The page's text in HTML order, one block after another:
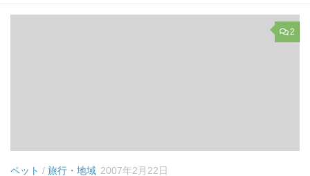
2
ペット / 旅行・地域 2007年2月22日